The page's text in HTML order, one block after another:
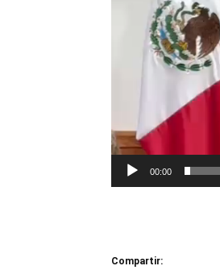
00:00
Compartir: